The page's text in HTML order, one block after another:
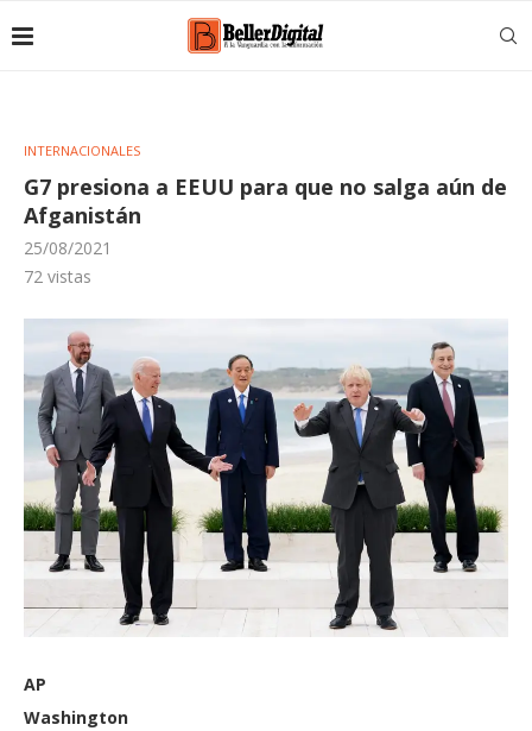
INTERNACIONALES
G7 presiona a EEUU para que no salga aún de
Afganistán
25/08/2021
72 vistas
AP
Washington